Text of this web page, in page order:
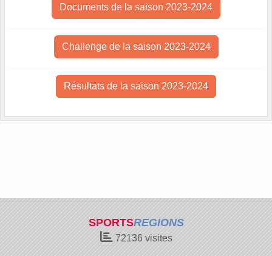
Documents de la saison 2023-2024
Challenge de la saison 2023-2024
Résultats de la saison 2023-2024
SPORTSREGIONS
72136visites